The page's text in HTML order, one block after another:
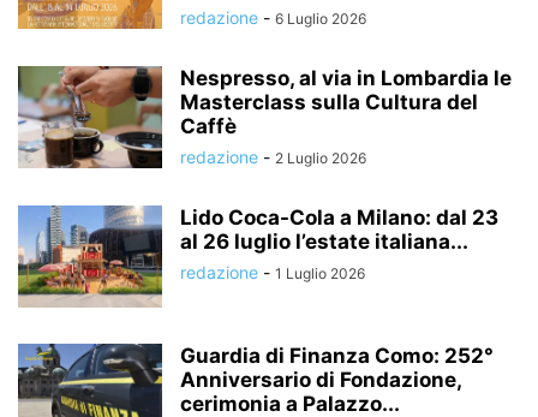
redazione - 6 Luglio 2026
Nespresso, al via in Lombardia le
Masterclass sulla Cultura del
Caffè
redazione - 2 Luglio 2026
Lido Coca-Cola a Milano: dal 23
al 26 luglio l’estate italiana...
redazione - 1 Luglio 2026
Guardia di Finanza Como: 252°
Anniversario di Fondazione,
cerimonia a Palazzo...